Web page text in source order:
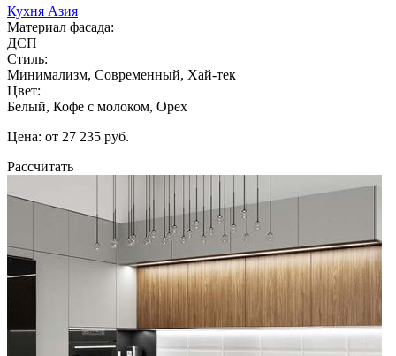
Кухня Азия
Материал фасада:
ДСП
Стиль:
Минимализм, Современный, Хай-тек
Цвет:
Белый, Кофе с молоком, Орех
Цена: от 27 235 руб.
Рассчитать